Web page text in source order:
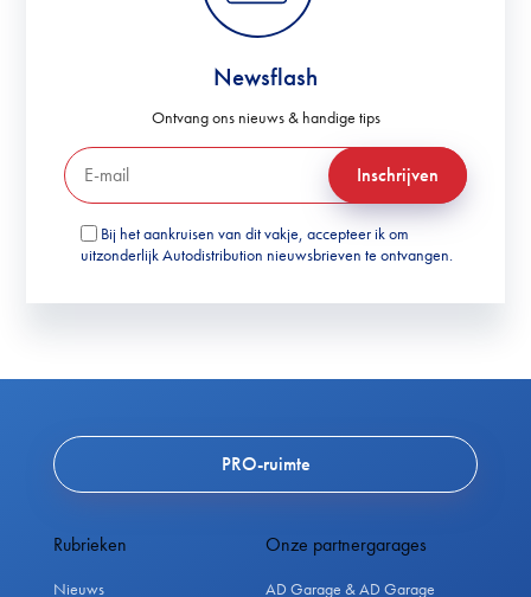
Newsflash
Ontvang ons nieuws & handige tips
Inschrijven
Bij het aankruisen van dit vakje, accepteer ik om
uitzonderlijk Autodistribution nieuwsbrieven te ontvangen.
PRO-ruimte
Rubrieken
Nieuws
Onze partnergarages
AD Garage & AD Garage